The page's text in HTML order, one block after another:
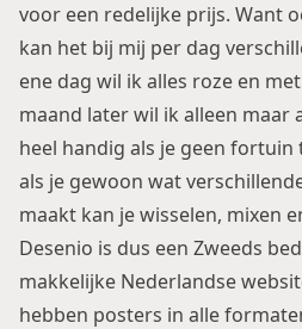
voor een redelijke prijs. Want
kan het bij mij per dag
ene dag wil ik alles roze en
maand later wil ik alleen maar
heel handig als je geen fortuin
als je gewoon wat
maakt kan je wisselen, mixen
Desenio is dus een Zweeds
makkelijke Nederlandse
hebben posters in alle